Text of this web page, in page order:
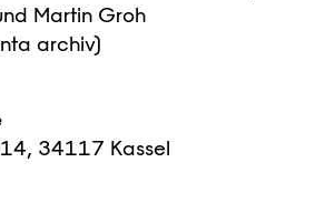
Martin Groh
archiv)
34117 Kassel